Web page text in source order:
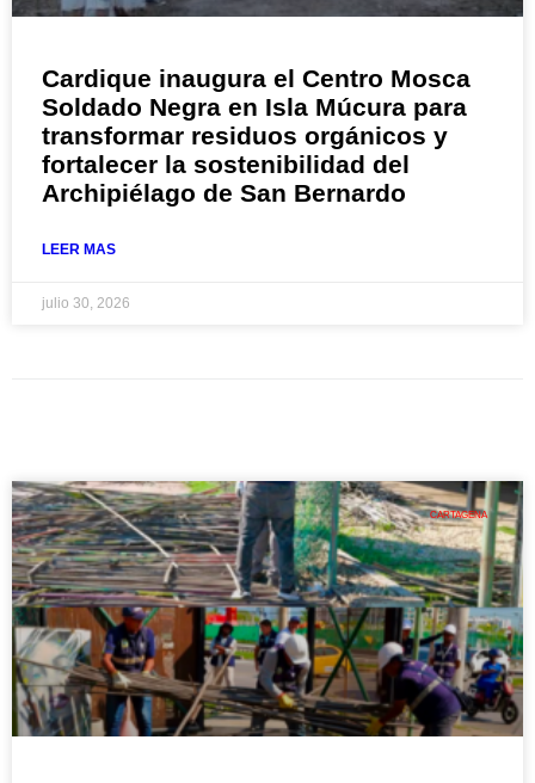
Cardique inaugura el Centro Mosca
Soldado Negra en Isla Múcura para
transformar residuos orgánicos y
fortalecer la sostenibilidad del
Archipiélago de San Bernardo
LEER MAS
julio 30, 2026
CARTAGENA